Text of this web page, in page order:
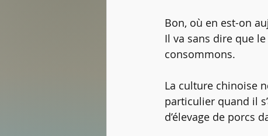
Bon, où en est-on
Il va sans dire que
consommons.
La culture chinoise
particulier quand il
d’élevage de porcs